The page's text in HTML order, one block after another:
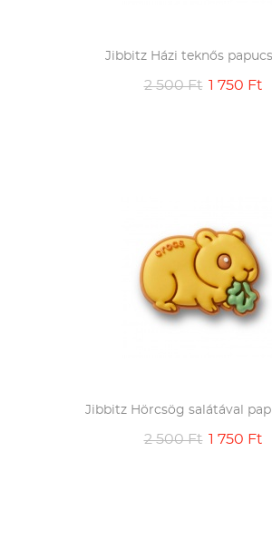
Jibbitz Házi teknős
2 500 Ft 1 750 Ft
Jibbitz Hörcsög salátával
2 500 Ft 1 750 Ft